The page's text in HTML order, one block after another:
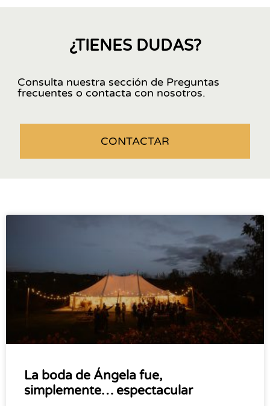
¿TIENES DUDAS?
Consulta nuestra sección de Preguntas
frecuentes o contacta con nosotros.
CONTACTAR
La boda de Ángela fue,
simplemente… espectacular